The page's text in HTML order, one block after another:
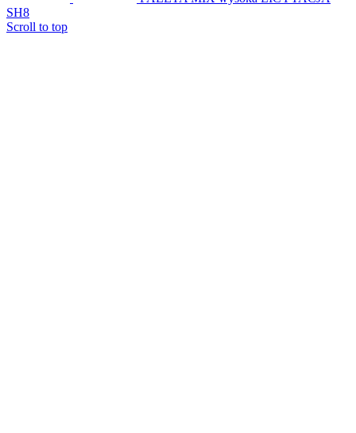
SH8
Scroll to top